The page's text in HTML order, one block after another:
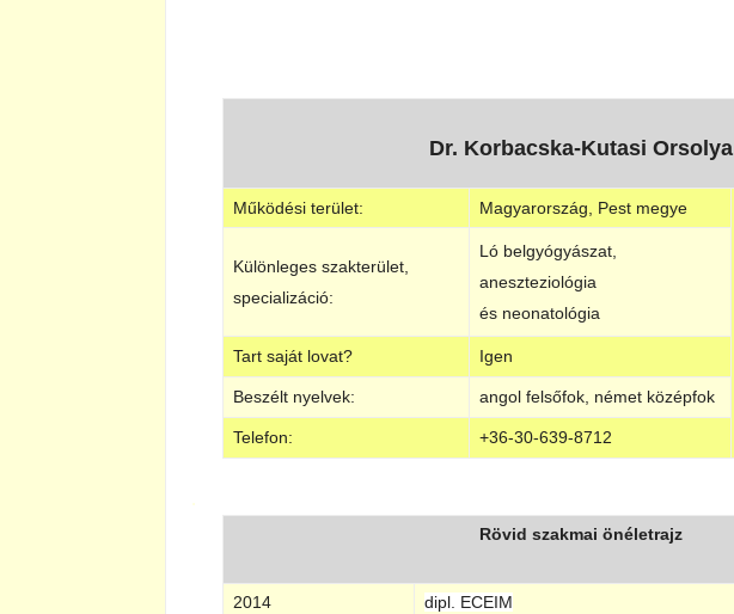
Dr. Korbacska-Kutasi Orsolya
Működési terület: Magyarország, Pest megye
Különleges szakterület,
specializáció:
Ló belgyógyászat,
aneszteziológia
és neonatológia
Tart saját lovat? Igen
Beszélt nyelvek: angol felsőfok, német középfok
Telefon: +36-30-639-8712
.
Rövid szakmai önéletrajz
2014 dipl. ECEIM